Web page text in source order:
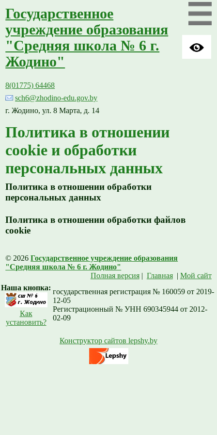
Государственное
учреждение образования
"Средняя школа № 6 г.
Жодино"
8(01775) 64468
sch6@zhodino-edu.gov.by
г. Жодино, ул. 8 Марта, д. 14
Политика в отношении
cookie и обработки
персональных данных
Политика в отношении обработки
персональных данных
Политика в отношении обработки файлов
cookie
© 2026Государственное учреждение образования
"Средняя школа № 6 г. Жодино"
Полная версия| Главная| Мой сайт
Наша кнопка:
Как
установить?
государственная регистрация № 160059 от 2019-
12-05
Регистрационный № УНН 690345944 от 2012-
02-09
Конструктор сайтов lepshy.by